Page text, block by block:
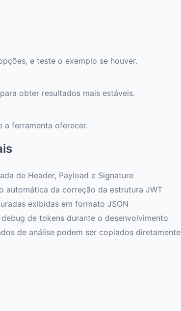
e teste o exemplo se houver.
obter resultados mais estáveis.
a ferramenta oferecer.
de Header, Payload e Signature
automática da correção da estrutura JWT
exibidas em formato JSON
de tokens durante o desenvolvimento
de análise podem ser copiados diretamente